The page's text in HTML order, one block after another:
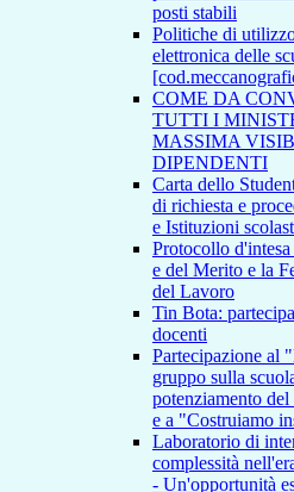
posti stabili
Politiche di
elettronica delle
COME DA
TUTTI I
MASSIMA
DIPENDENTI
Carta dello
di richiesta e
e Istituzioni
Protocollo
e del Merito e la
del Lavoro
Tin Bota:
docenti
Partecipazione al
gruppo sulla
potenziamento
e a "Costruiamo
Laboratorio di
complessità
- Un'opportunità